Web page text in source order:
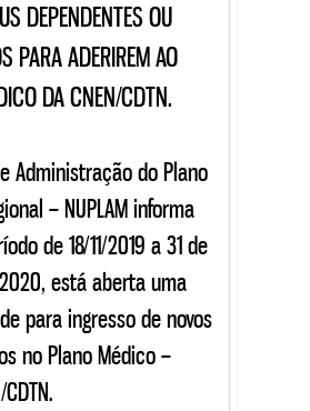
DEPENDENTES OU
PARA ADERIREM AO
DA CNEN/CDTN.
Administração do Plano
– NUPLAM informa
de 18/11/2019 a 31 de
está aberta uma
para ingresso de novos
no Plano Médico –